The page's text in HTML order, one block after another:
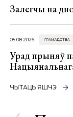
Залегчы на
05.08.2026 ГРАМАДСТВА
Урад прыняў
ЧЫТАЦЬ ЯШЧЭ